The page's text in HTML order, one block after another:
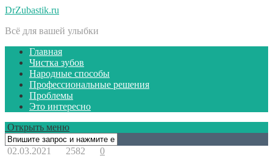
DrZubastik.ru
Всё для вашей улыбки
Главная
Чистка зубов
Народные способы
Профессиональные решения
Проблемы
Это интересно
Открыть меню
02.03.2021 2582 0